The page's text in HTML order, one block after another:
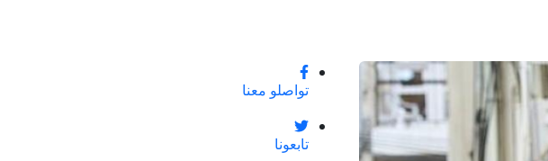
تواصلو معنا
تابعونا